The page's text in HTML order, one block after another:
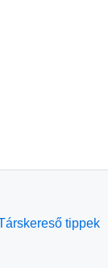
tippek